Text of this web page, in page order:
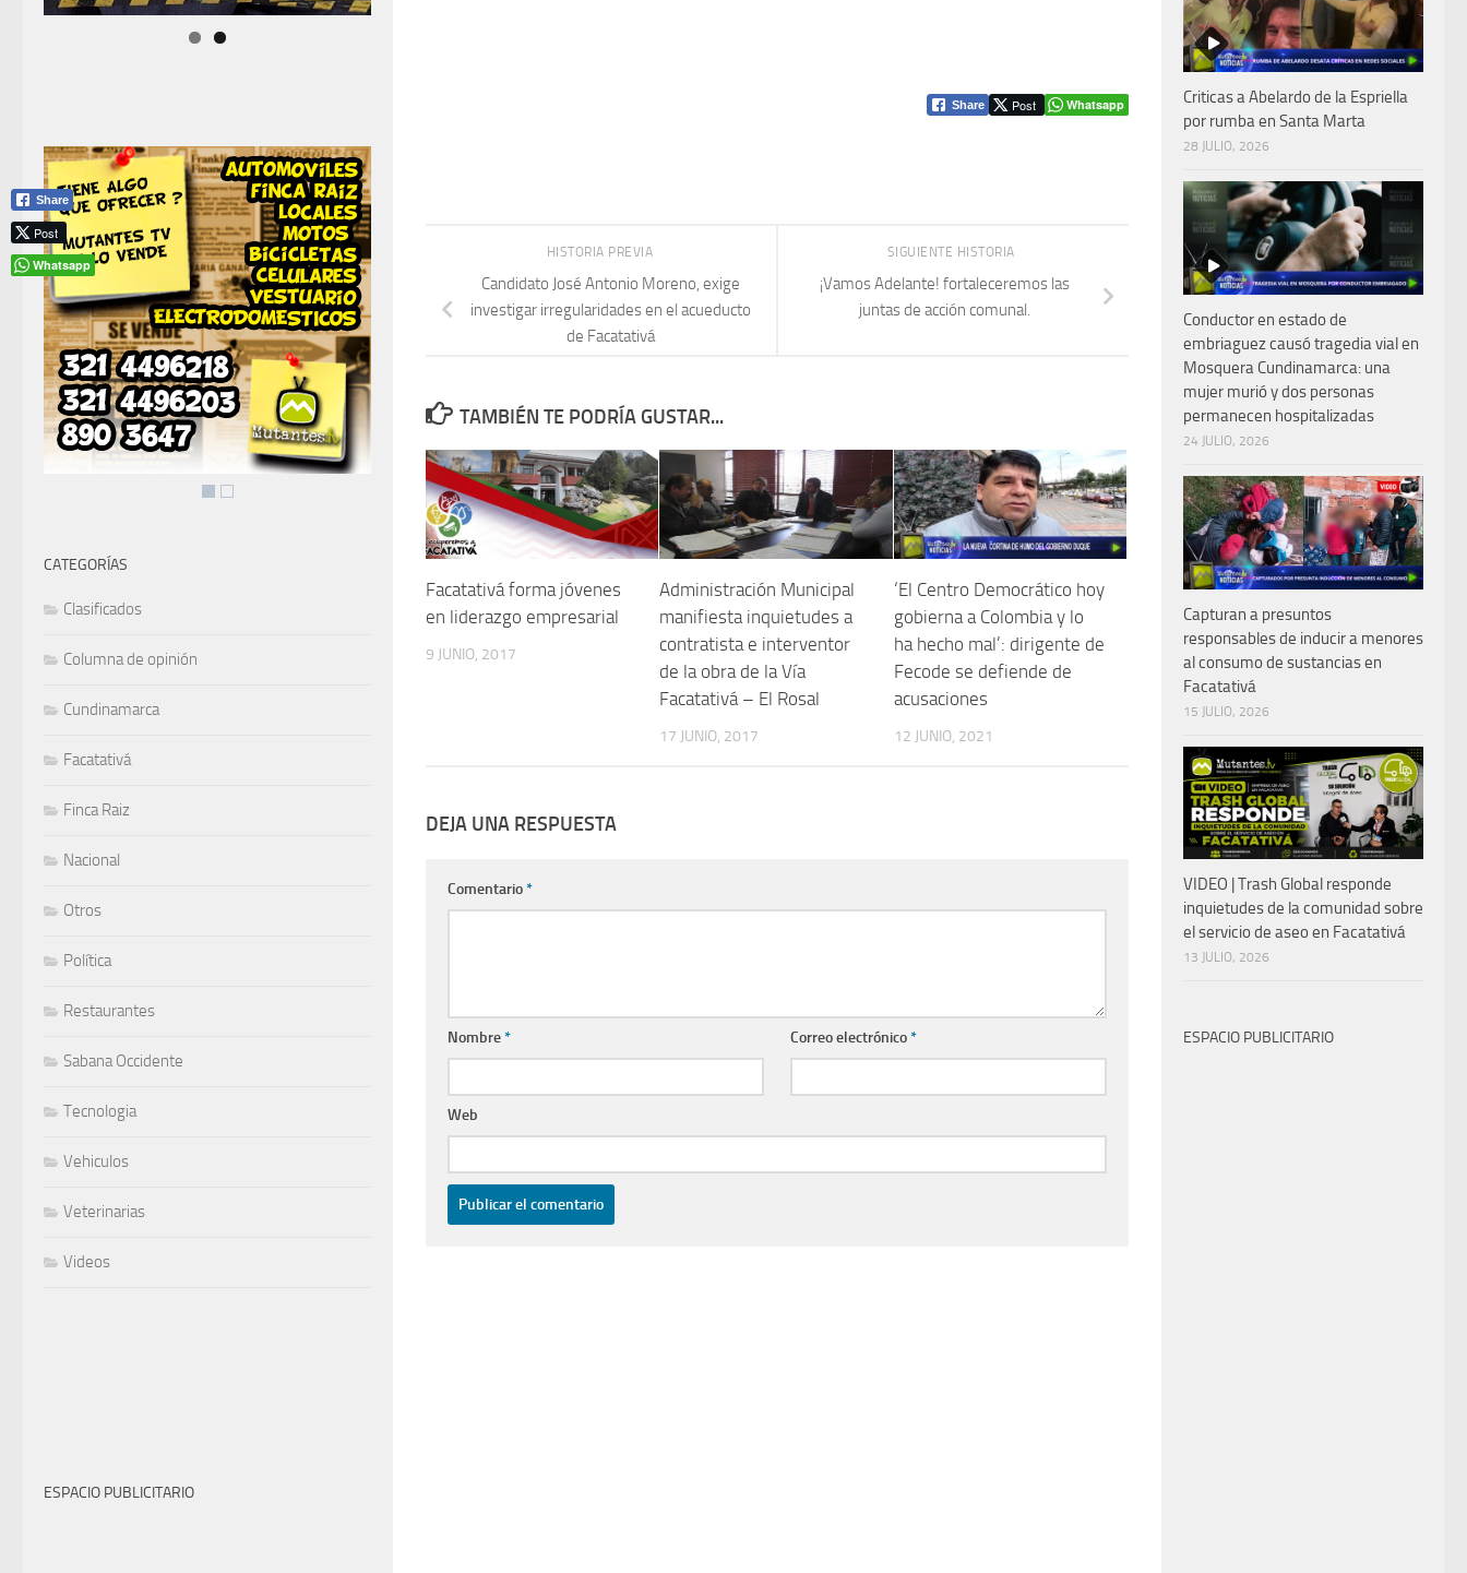
Share Post Whatsapp
SIGUIENTE HISTORIA
¡Vamos Adelante! fortaleceremos las
juntas de acción comunal.
HISTORIA PREVIA
Candidato José Antonio Moreno, exige
investigar irregularidades en el acueducto
de Facatativá
TAMBIÉN TE PODRÍA GUSTAR...
Facatativá forma jóvenes
en liderazgo empresarial
9 JUNIO, 2017
Administración Municipal
manifiesta inquietudes a
contratista e interventor
de la obra de la Vía
Facatativá – El Rosal
17 JUNIO, 2017
‘El Centro Democrático hoy
gobierna a Colombia y lo
ha hecho mal’: dirigente de
Fecode se defiende de
acusaciones
12 JUNIO, 2021
DEJA UNA RESPUESTA
Comentario*
Nombre* Correo electrónico*
Web
CATEGORÍAS
Clasificados
Columna de opinión
Cundinamarca
Facatativá
Finca Raiz
Nacional
Otros
Política
Restaurantes
Sabana Occidente
Tecnologia
Vehiculos
Veterinarias
Videos
ESPACIO PUBLICITARIO
Criticas a Abelardo de la Espriella
por rumba en Santa Marta
28 JULIO, 2026
Conductor en estado de
embriaguez causó tragedia vial en
Mosquera Cundinamarca: una
mujer murió y dos personas
permanecen hospitalizadas
24 JULIO, 2026
Capturan a presuntos
responsables de inducir a menores
al consumo de sustancias en
Facatativá
15 JULIO, 2026
VIDEO | Trash Global responde
inquietudes de la comunidad sobre
el servicio de aseo en Facatativá
13 JULIO, 2026
ESPACIO PUBLICITARIO
Share
Post
Whatsapp